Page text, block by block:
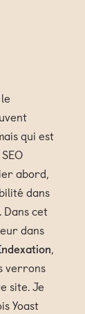
qui est
abord,
dans
Dans cet
dans
,
verrons
site. Je
Yoast